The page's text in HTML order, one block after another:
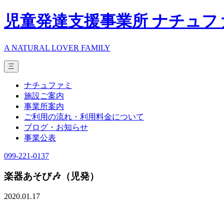
児童発達支援事業所 ナチュフ
A NATURAL LOVER FAMILY
三
ナチュファミ
施設ご案内
事業所案内
ご利用の流れ・利用料金について
ブログ・お知らせ
事業公表
099-221-0137
楽器あそび🎶（児発）
2020.01.17